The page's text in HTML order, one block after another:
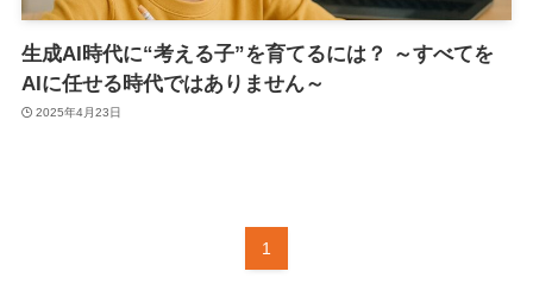
生成AI時代に“考える子”を育てるには？ ～すべてを
AIに任せる時代ではありません～
2025年4月23日
1